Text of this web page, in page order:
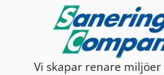
Vi skapar renare